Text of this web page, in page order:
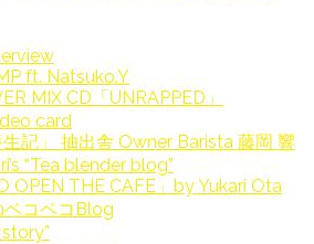
ft. Natsuko.Y
MIX CD「UNRAPPED」
card
生記」 抽出舎 Owner Barista 藤岡 響
“Tea blender blog”
OPEN THE CAFE」by Yukari Ota
ペコペコBlog
story”